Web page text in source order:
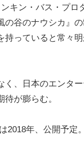
キン・バス・プ
の谷のナウシカ』
持っていると常々
く、日本のエンタ
が膨らむ。
2018年、公開予定。